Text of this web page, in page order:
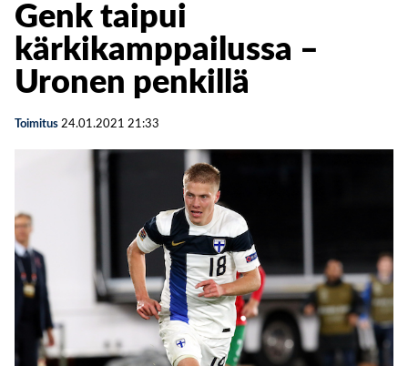
Genk taipui
kärkikamppailussa –
Uronen penkillä
Toimitus 24.01.2021 21:33